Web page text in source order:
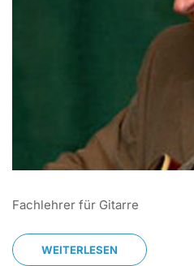
Fachlehrer für Gitarre
WEITERLESEN